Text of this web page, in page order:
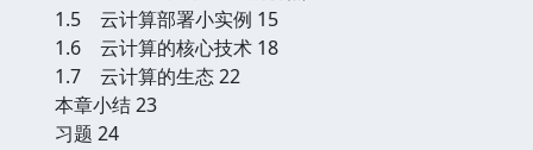
1.5 云计算部署小实例 15
1.6 云计算的核心技术 18
1.7 云计算的生态 22
本章小结 23
习题 24